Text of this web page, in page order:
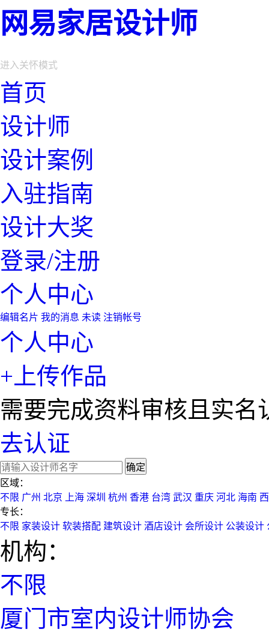
网易家居设计师
进入关怀模式
首页
设计师
设计案例
入驻指南
设计大奖
登录/注册
个人中心
编辑名片 我的消息 未读 注销帐号
个人中心
+上传作品
需要完成资料审核且实
去认证
确定
区域：
不限 广州 北京 上海 深圳 杭州 香港 台湾 武汉 重庆 河北 海南
专长：
不限 家装设计 软装搭配 建筑设计 酒店设计 会所设计 公装设计
机构：
不限
厦门市室内设计师协会